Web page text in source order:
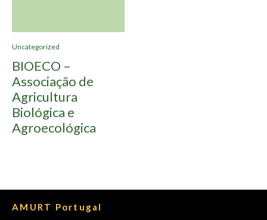
Uncategorized
BIOECO –
Associação de
Agricultura
Biológica e
Agroecológica
AMURT Portugal